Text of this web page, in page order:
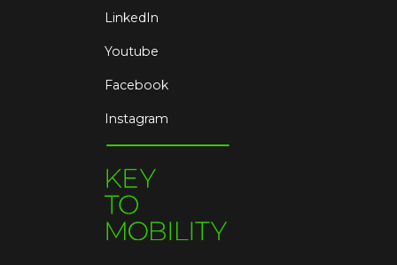
LinkedIn
Youtube
Facebook
Instagram